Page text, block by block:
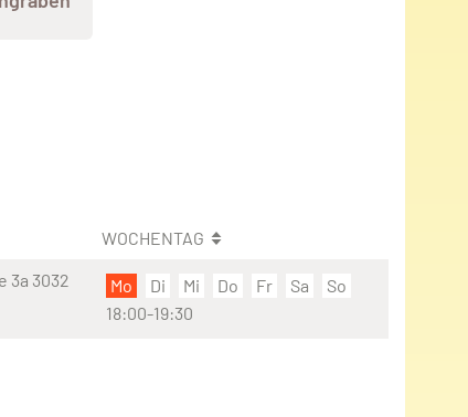
WOCHENTAG
3a 3032
Mo Di Mi Do Fr Sa
So
18:00-19:30